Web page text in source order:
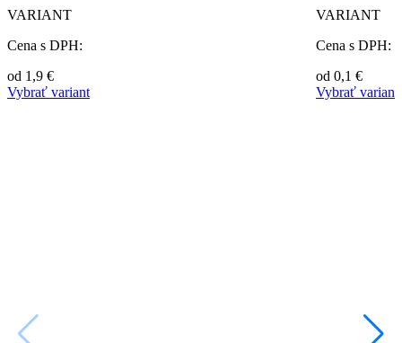
VARIANT
Cena s DPH:
od 1,9 €
Vybrať variant
VARIANT
Cena s DPH:
od 0,1 €
Vybrať variant